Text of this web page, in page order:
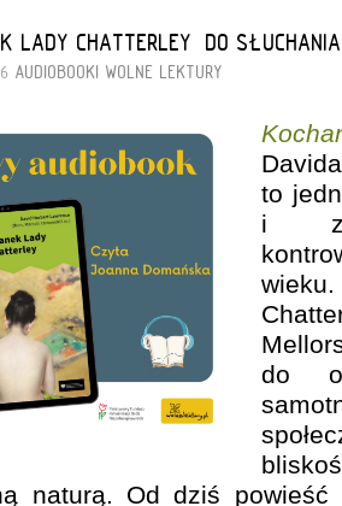
LADY CHATTERLEY” DO
AUDIOBOOKI WOLNE LEKTURY
to
i
do
naturą. Od dziś